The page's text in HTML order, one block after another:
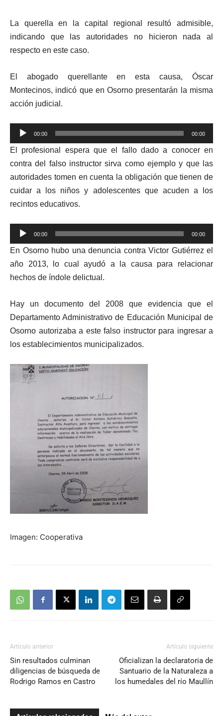
La querella en la capital regional resultó admisible,
indicando que las autoridades no hicieron nada al
respecto en este caso.
El abogado querellante en esta causa, Óscar
Montecinos, indicó que en Osorno presentarán la misma
acción judicial.
Reproductor
de
audio
00:00 00:00
El profesional espera que el fallo dado a conocer en
contra del falso instructor sirva como ejemplo y que las
autoridades tomen en cuenta la obligación que tienen de
cuidar a los niños y adolescentes que acuden a los
recintos educativos.
Reproductor
de
audio
00:00 00:00
En Osorno hubo una denuncia contra Victor Gutiérrez el
año 2013, lo cual ayudó a la causa para relacionar
hechos de índole delictual.
Hay un documento del 2008 que evidencia que el
Departamento Administrativo de Educación Municipal de
Osorno autorizaba a este falso instructor para ingresar a
los establecimientos municipalizados.
Imagen: Cooperativa
Artículo anterior
Sin resultados culminan
diligencias de búsqueda de
Rodrigo Ramos en Castro
Artículo siguiente
Oficializan la declaratoria de
Santuario de la Naturaleza a
los humedales del río Maullín